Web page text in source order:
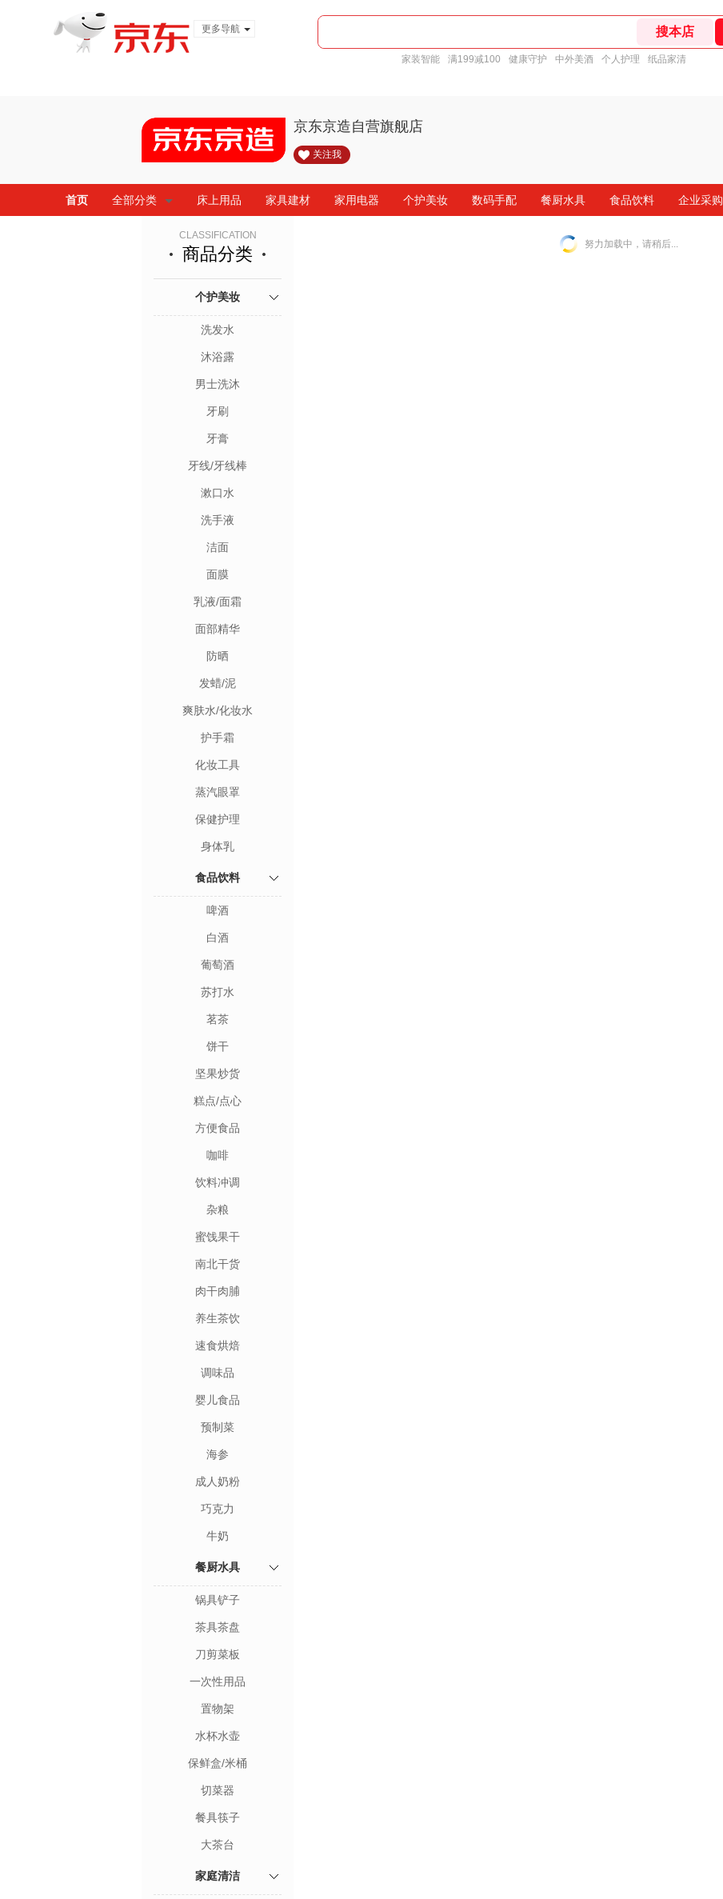
更多导航
家装智能 满199减100 健康守护 中外美酒 个人护理 纸品家清
京东京造自营旗舰店
关注我
首页 全部分类 床上用品 家具建材 家用电器 个护美妆 数码手配 餐厨水具 食品饮料 企业采购
CLASSIFICATION
商品分类
个护美妆
洗发水
沐浴露
男士洗沐
牙刷
牙膏
牙线/牙线棒
漱口水
洗手液
洁面
面膜
乳液/面霜
面部精华
防晒
发蜡/泥
爽肤水/化妆水
护手霜
化妆工具
蒸汽眼罩
保健护理
身体乳
食品饮料
啤酒
白酒
葡萄酒
苏打水
茗茶
饼干
坚果炒货
糕点/点心
方便食品
咖啡
饮料冲调
杂粮
蜜饯果干
南北干货
肉干肉脯
养生茶饮
速食烘焙
调味品
婴儿食品
预制菜
海参
成人奶粉
巧克力
牛奶
餐厨水具
锅具铲子
茶具茶盘
刀剪菜板
一次性用品
置物架
水杯水壶
保鲜盒/米桶
切菜器
餐具筷子
大茶台
家庭清洁
努力加载中，请稍后...